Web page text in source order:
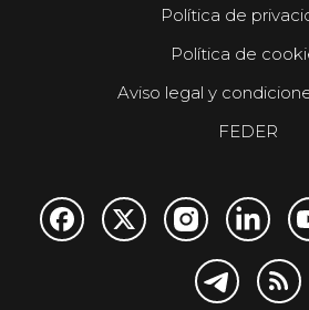
Política de
Política de
Aviso legal y
FEDER